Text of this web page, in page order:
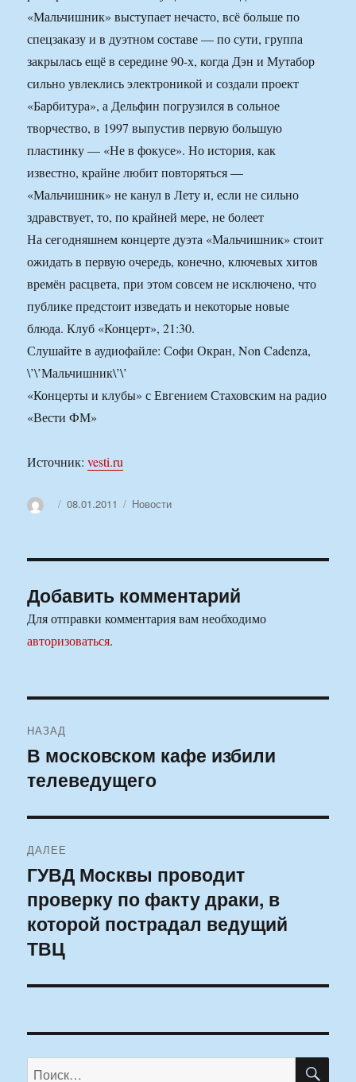
«Мальчишник» выступает нечасто, всё больше по
спецзаказу и в дуэтном составе — по сути, группа
закрылась ещё в середине 90-х, когда Дэн и Мутабор
сильно увлеклись электроникой и создали проект
«Барбитура», а Дельфин погрузился в сольное
творчество, в 1997 выпустив первую большую
пластинку — «Не в фокусе». Но история, как
известно, крайне любит повторяться —
«Мальчишник» не канул в Лету и, если не сильно
здравствует, то, по крайней мере, не болеет
На сегодняшнем концерте дуэта «Мальчишник» стоит
ожидать в первую очередь, конечно, ключевых хитов
времён расцвета, при этом совсем не исключено, что
публике предстоит изведать и некоторые новые
блюда. Клуб «Концерт», 21:30.
Слушайте в аудиофайле: Софи Окран, Non Cadenza,
\’\’Мальчишник\’\’
«Концерты и клубы» с Евгением Стаховским на радио
«Вести ФМ»
Источник:vesti.ru
АвторОпубликовано
08.01.2011 Рубрики
Новости
Добавить комментарий
Для отправки комментария вам необходимо
авторизоваться.
по
записям
НАЗАД
Предыдущая
запись:
В московском кафе избили
телеведущего
ДАЛЕЕ
Следующая
запись:
ГУВД Москвы проводит
проверку по факту драки, в
которой пострадал ведущий
ТВЦ
Искать: